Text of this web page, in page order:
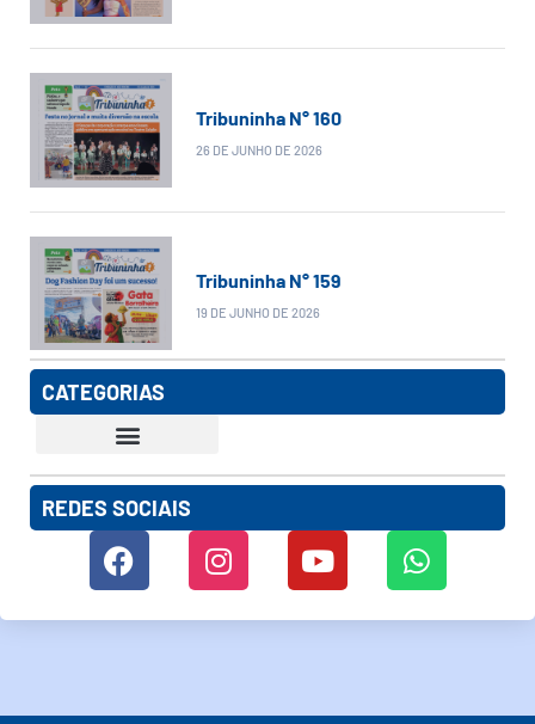
Tribuninha N° 160
26 DE JUNHO DE 2026
Tribuninha N° 159
19 DE JUNHO DE 2026
CATEGORIAS
REDES SOCIAIS